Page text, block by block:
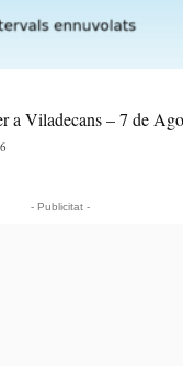
a Viladecans – 7 de
- Publicitat -